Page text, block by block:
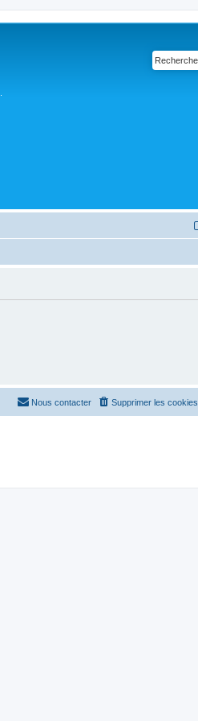
Supprimer les cookies
Nous contacter